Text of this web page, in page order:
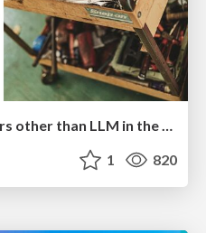
Tools for Design Engineers other than LLM in the LLM era
1 820